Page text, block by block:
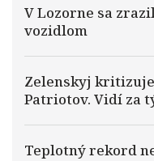
V Lozorne sa
vozidlom
Zelenskyj
Patriotov. Vidí za
Teplotný rekord